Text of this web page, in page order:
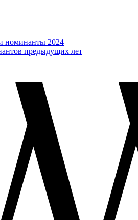
номинанты 2024
предыдущих лет